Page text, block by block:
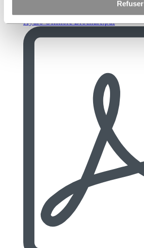
Refuser
Hydro Offshore Brochure.pdf